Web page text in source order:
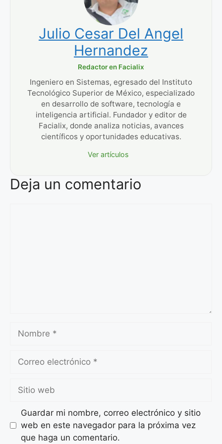
Julio Cesar Del Angel
Hernandez
Redactor en Facialix
Ingeniero en Sistemas, egresado del Instituto
Tecnológico Superior de México, especializado
en desarrollo de software, tecnología e
inteligencia artificial. Fundador y editor de
Facialix, donde analiza noticias, avances
científicos y oportunidades educativas.
Ver artículos
Deja un comentario
electrónico
web
Guardar mi nombre, correo electrónico y sitio
web en este navegador para la próxima vez
que haga un comentario.